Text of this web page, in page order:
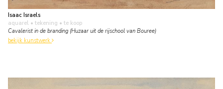
Isaac Israels
aquarel • tekening • te koop
Cavalerist in de branding (Huzaar uit de rijschool van Bouree)
bekijk kunstwerk